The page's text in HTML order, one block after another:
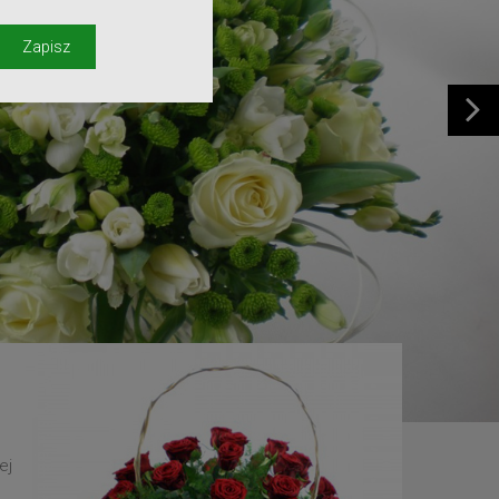
Zapisz